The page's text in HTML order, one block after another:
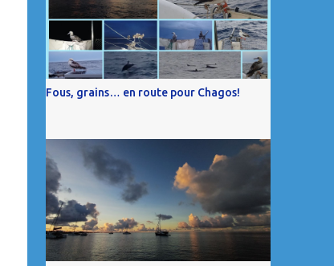
Fous, grains… en route pour Chagos!